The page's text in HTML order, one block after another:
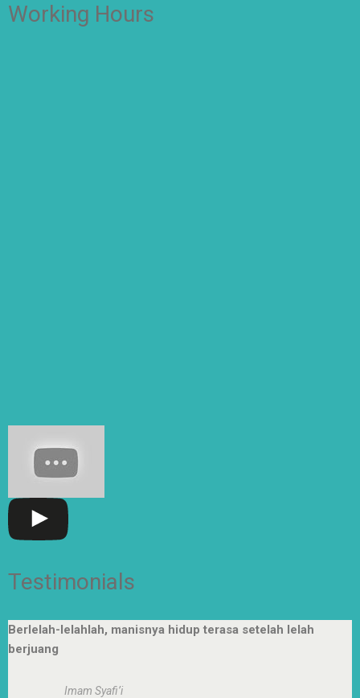
Working Hours
Testimonials
Berlelah-lelahlah, manisnya hidup terasa setelah lelah
berjuang
Imam Syafi’i